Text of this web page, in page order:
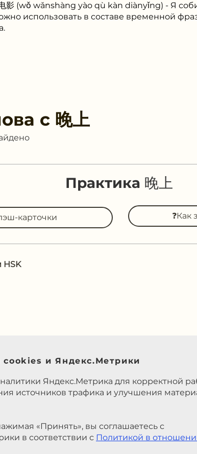
影 (wǒ wǎnshàng yào qù kàn diànyǐng) - Я
использовать в составе временной
с 晚上
Практика 晚上
карточки
HSK
и Яндекс.Метрики
Яндекс.Метрика для корректной
источников трафика и улучшения
«Принять», вы соглашаетесь с
в соответствии с Политикой в